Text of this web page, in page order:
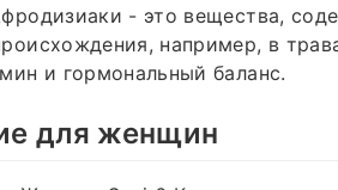
- это вещества,
например, в
и гормональный баланс.
для женщин